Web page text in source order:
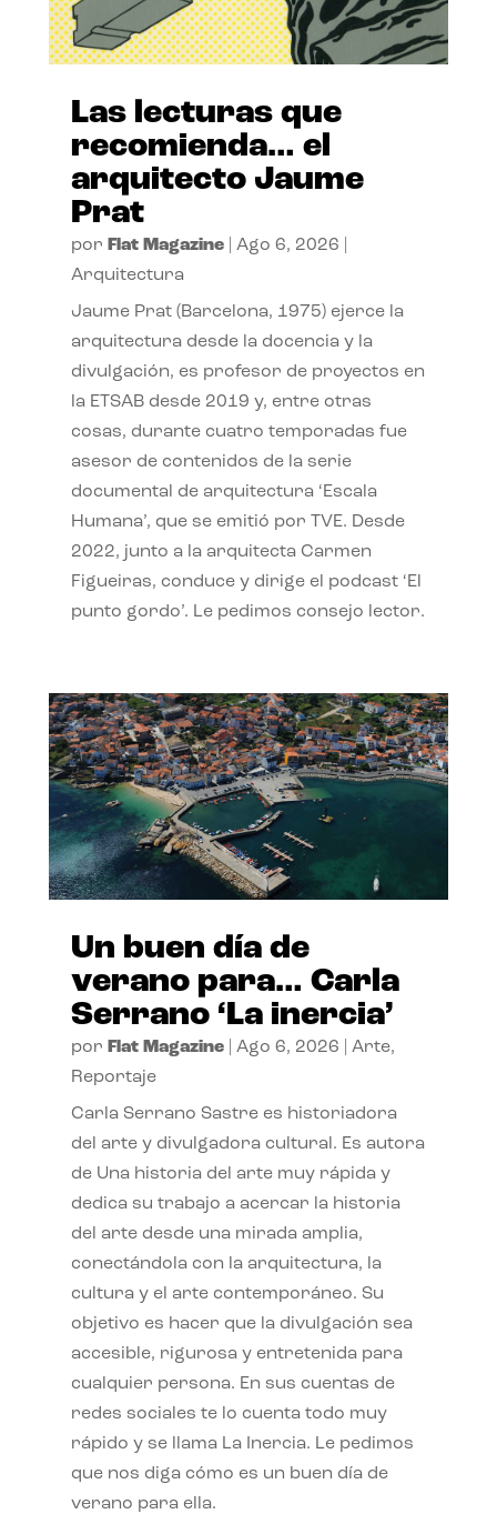
Las lecturas que
recomienda… el
arquitecto Jaume
Prat
por Flat Magazine| Ago 6, 2026
Arquitectura
Jaume Prat (Barcelona, 1975) ejerce la
arquitectura desde la docencia y la
divulgación, es profesor de proyectos en
la ETSAB desde 2019 y, entre otras
cosas, durante cuatro temporadas fue
asesor de contenidos de la serie
documental de arquitectura ‘Escala
Humana’, que se emitió por TVE. Desde
2022, junto a la arquitecta Carmen
Figueiras, conduce y dirige el podcast ‘El
punto gordo’. Le pedimos consejo lector.
Un buen día de
verano para… Carla
Serrano ‘La inercia’
por Flat Magazine| Ago 6, 2026 Arte,
Reportaje
Carla Serrano Sastre es historiadora
del arte y divulgadora cultural. Es autora
de Una historia del arte muy rápida y
dedica su trabajo a acercar la historia
del arte desde una mirada amplia,
conectándola con la arquitectura, la
cultura y el arte contemporáneo. Su
objetivo es hacer que la divulgación sea
accesible, rigurosa y entretenida para
cualquier persona. En sus cuentas de
redes sociales te lo cuenta todo muy
rápido y se llama La Inercia. Le pedimos
que nos diga cómo es un buen día de
verano para ella.